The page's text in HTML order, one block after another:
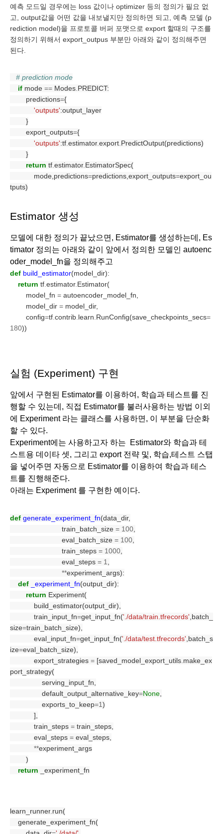
예측 모드일 경우에는 loss 값이나 optimizer 등의 정의가 필요 없
고, output값을 어떤 값을 내보낼지만 정의하면 되고, 예측 모델 (p
rediction model)을 프로토콜 버퍼 포맷으로 export 할때의 구조를
정의하기 위해서 export_outpus 부분만 아래와 같이 정의해주면
된다.
# prediction mode
if mode == Modes PREDICT:
predictions={
'outputs':output_layer
}
export_outputs={
'outputs':tf estimator export PredictOutput(predictions)
}
return tf estimator EstimatorSpec(
mode,predictions=predictions,export_outputs=export_ou
tputs)
Estimator 생성
모델에 대한 정의가 끝났으면, Estimator를 생성하는데, Es
timator 정의는 아래와 같이 앞에서 정의한 모델인 autoenc
oder_model_fn을 정의해주고
def build_estimator(model_dir):
return tf estimator. Estimator(
model_fn = autoencoder_model_fn,
model_dir = model_dir,
config=tf contrib learn RunConfig(save_checkpoints_secs=
180))
실험 (Experiment) 구현
앞에서 구현된 Estimator를 이용하여, 학습과 테스트를 진
행할 수 있는데, 직접 Estimator를 불러사용하는 방법 이외
에 Experiment 라는 클래스를 사용하면, 이 부분을 단순화
할 수 있다.
Experiment에는 사용하고자 하는  Estimator와 학습과 테
스트용 데이타 셋, 그리고 export 전략 및, 학습,테스트 스탭
을 넣어주면 자동으로 Estimator를 이용하여 학습과 테스
트를 진행해준다.
아래는 Experiment 를 구현한 예이다.
def generate_experiment_fn(data_dir,
train_batch_size = 100
eval_batch_size = 100
train_steps = 1000
eval_steps = 1
**experiment_args):
def
_experiment_fn(output_dir):
return Experiment(
build_estimator(output_dir),
train_input_fn=get_input_fn('./data/train.tfrecords' ,batch_
size=train_batch_size),
eval_input_fn=get_input_fn('./data/test.tfrecords' ,batch_s
ize=eval_batch_size),
export_strategies = [saved_model_export_utils make_ex
port_strategy(
serving_input_fn,
default_output_alternative_key=None
exports_to_keep=1)
],
train_steps = train_steps,
eval_steps = eval_steps,
**experiment_args
)
return _experiment_fn
learn_runner run(
generate_experiment_fn(